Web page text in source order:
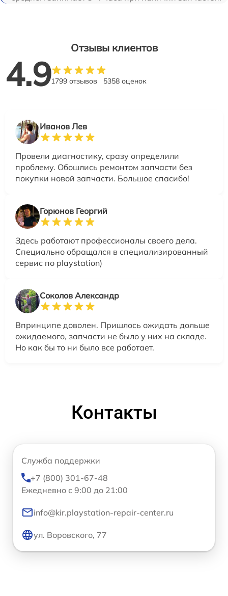
Отзывы клиентов
4.91799 отзывов 5358 оценок
Иванов Лев
Провели диагностику, сразу определили
проблему. Обошлись ремонтом запчасти без
покупки новой запчасти. Большое спасибо!
Горюнов Георгий
Здесь работают профессионалы своего дела.
Специально обращался в специализированный
сервис по playstation)
Соколов Александр
Впринципе доволен. Пришлось ожидать дольше
ожидаемого, запчасти не было у них на складе.
Но как бы то ни было все работает.
Контакты
Служба поддержки
+7 (800) 301-67-48
Ежедневно с 9:00 до 21:00
info@kir.playstation-repair-center.ru
ул. Воровского, 77